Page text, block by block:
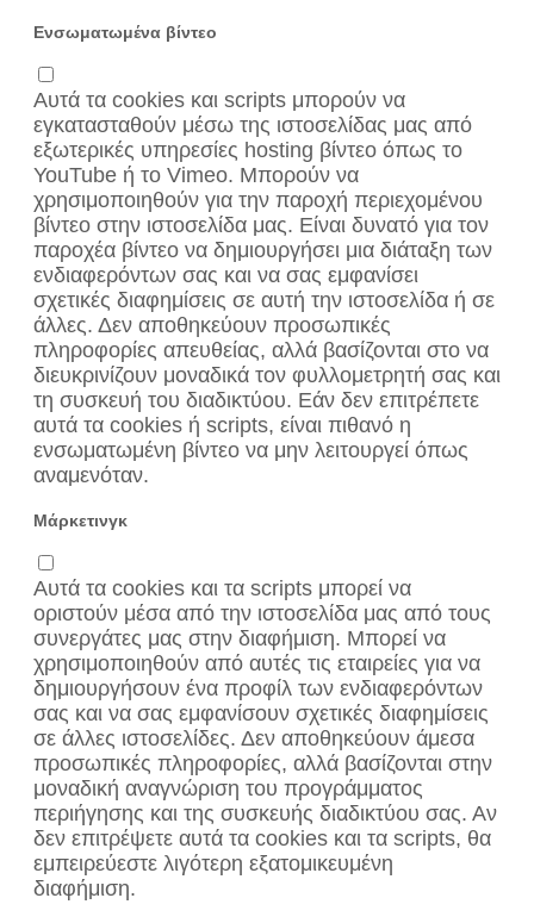
Ενσωματωμένα βίντεο
Αυτά τα cookies και scripts μπορούν να
εγκατασταθούν μέσω της ιστοσελίδας μας από
εξωτερικές υπηρεσίες hosting βίντεο όπως το
YouTube ή το Vimeo. Μπορούν να
χρησιμοποιηθούν για την παροχή περιεχομένου
βίντεο στην ιστοσελίδα μας. Είναι δυνατό για τον
παροχέα βίντεο να δημιουργήσει μια διάταξη των
ενδιαφερόντων σας και να σας εμφανίσει
σχετικές διαφημίσεις σε αυτή την ιστοσελίδα ή σε
άλλες. Δεν αποθηκεύουν προσωπικές
πληροφορίες απευθείας, αλλά βασίζονται στο να
διευκρινίζουν μοναδικά τον φυλλομετρητή σας και
τη συσκευή του διαδικτύου. Εάν δεν επιτρέπετε
αυτά τα cookies ή scripts, είναι πιθανό η
ενσωματωμένη βίντεο να μην λειτουργεί όπως
αναμενόταν.
Μάρκετινγκ
Αυτά τα cookies και τα scripts μπορεί να
οριστούν μέσα από την ιστοσελίδα μας από τους
συνεργάτες μας στην διαφήμιση. Μπορεί να
χρησιμοποιηθούν από αυτές τις εταιρείες για να
δημιουργήσουν ένα προφίλ των ενδιαφερόντων
σας και να σας εμφανίσουν σχετικές διαφημίσεις
σε άλλες ιστοσελίδες. Δεν αποθηκεύουν άμεσα
προσωπικές πληροφορίες, αλλά βασίζονται στην
μοναδική αναγνώριση του προγράμματος
περιήγησης και της συσκευής διαδικτύου σας. Αν
δεν επιτρέψετε αυτά τα cookies και τα scripts, θα
εμπειρεύεστε λιγότερη εξατομικευμένη
διαφήμιση.